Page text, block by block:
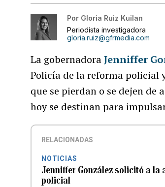
Por Gloria Ruiz Kuilan
Periodista investigadora
gloria.ruiz@gfrmedia.com
La gobernadoraJenniffer
Policía de la reforma policial
que se pierdan o se dejen de
hoy se destinan para
RELACIONADAS
NOTICIAS
Jenniffer González solicitó a la
policial